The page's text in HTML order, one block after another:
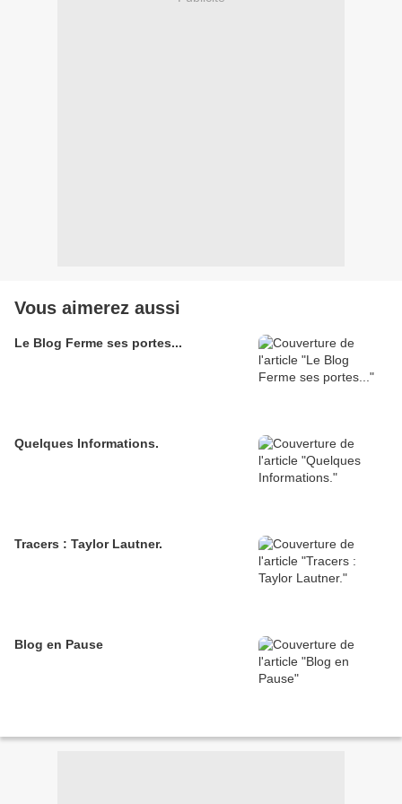
Vous aimerez aussi
Le Blog Ferme ses portes...
Quelques Informations.
Tracers : Taylor Lautner.
Blog en Pause